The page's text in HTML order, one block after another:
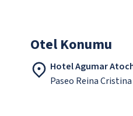
Otel Konumu
Hotel Agumar
Paseo Reina